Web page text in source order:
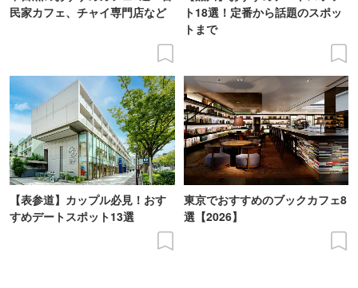
民家カフェ、チャイ専門店など
ト18選！定番から話題のスポッ
トまで
【表参道】カップル必見！おす
すめデートスポット13選
東京でおすすめのブックカフェ8
選【2026】